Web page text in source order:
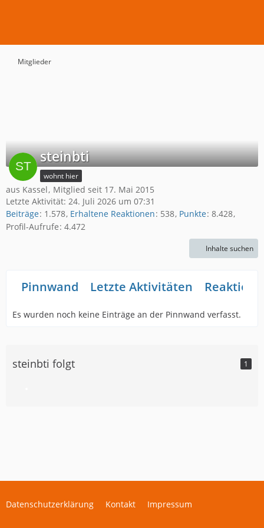
Mitglieder
steinbti
wohnt hier
aus Kassel Mitglied seit 17. Mai 2015
Letzte Aktivität: 24. Juli 2026 um 07:31
Beiträge 1.578 Erhaltene Reaktionen 538 Punkte 8.428
Profil-Aufrufe 4.472
Inhalte suchen
Pinnwand Letzte Aktivitäten
Es wurden noch keine Einträge an der Pinnwand verfasst.
steinbti folgt 1
Datenschutzerklärung Kontakt Impressum